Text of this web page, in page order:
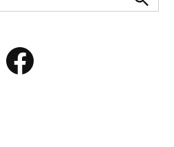
Search
Facebook